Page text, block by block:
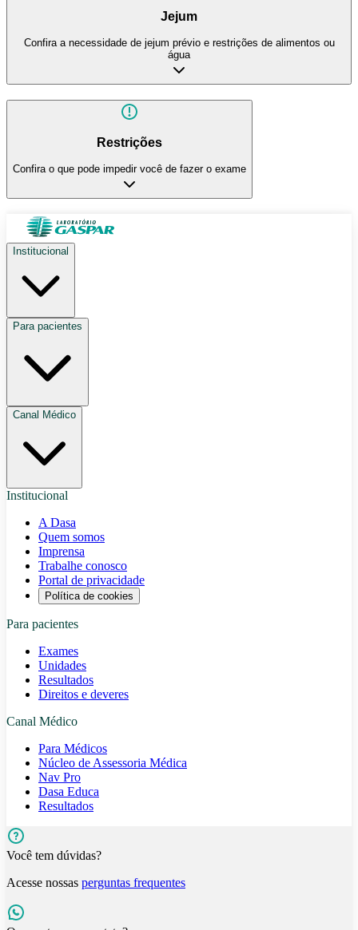
Jejum
Confira a necessidade de jejum prévio e restrições de alimentos ou
água
Restrições
Confira o que pode impedir você de fazer o exame
Institucional
Para pacientes
Canal Médico
Institucional
A Dasa
Quem somos
Imprensa
Trabalhe conosco
Portal de privacidade
Política de cookies
Para pacientes
Exames
Unidades
Resultados
Direitos e deveres
Canal Médico
Para Médicos
Núcleo de Assessoria Médica
Nav Pro
Dasa Educa
Resultados
Você tem dúvidas?
Acesse nossas perguntas frequentes